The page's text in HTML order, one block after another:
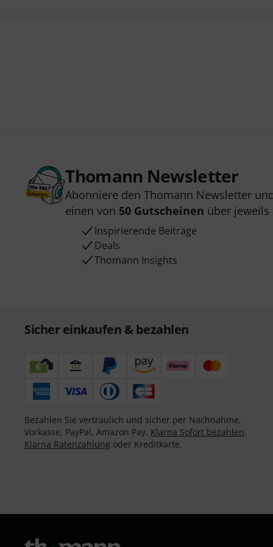
Thomann Newsletter
Abonniere den Thomann Newsletter
einen von 50 Gutscheinen über jeweils
Inspirierende Beiträge
Deals
Thomann Insights
Sicher einkaufen & bezahlen
Bezahlen Sie vertraulich und sicher per Nachnahme,
Vorkasse, PayPal, Amazon Pay, Klarna Sofort bezahlen,
Klarna Ratenzahlung oder Kreditkarte.